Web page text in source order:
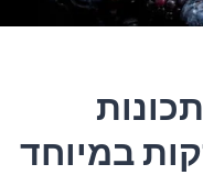
במיוחד